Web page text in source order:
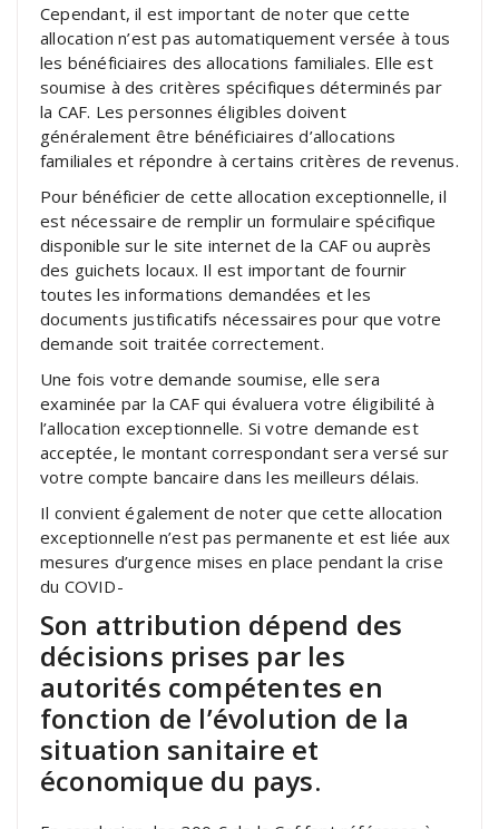
Cependant, il est important de noter que cette
allocation n’est pas automatiquement versée à tous
les bénéficiaires des allocations familiales. Elle est
soumise à des critères spécifiques déterminés par
la CAF. Les personnes éligibles doivent
généralement être bénéficiaires d’allocations
familiales et répondre à certains critères de revenus.
Pour bénéficier de cette allocation exceptionnelle, il
est nécessaire de remplir un formulaire spécifique
disponible sur le site internet de la CAF ou auprès
des guichets locaux. Il est important de fournir
toutes les informations demandées et les
documents justificatifs nécessaires pour que votre
demande soit traitée correctement.
Une fois votre demande soumise, elle sera
examinée par la CAF qui évaluera votre éligibilité à
l’allocation exceptionnelle. Si votre demande est
acceptée, le montant correspondant sera versé sur
votre compte bancaire dans les meilleurs délais.
Il convient également de noter que cette allocation
exceptionnelle n’est pas permanente et est liée aux
mesures d’urgence mises en place pendant la crise
du COVID-
Son attribution dépend des
décisions prises par les
autorités compétentes en
fonction de l’évolution de la
situation sanitaire et
économique du pays.